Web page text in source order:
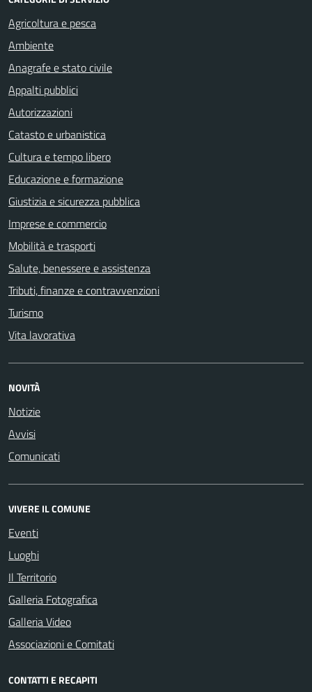
Agricoltura e pesca
Ambiente
Anagrafe e stato civile
Appalti pubblici
Autorizzazioni
Catasto e urbanistica
Cultura e tempo libero
Educazione e formazione
Giustizia e sicurezza pubblica
Imprese e commercio
Mobilità e trasporti
Salute, benessere e assistenza
Tributi, finanze e contravvenzioni
Turismo
Vita lavorativa
NOVITÀ
Notizie
Avvisi
Comunicati
VIVERE IL COMUNE
Eventi
Luoghi
Il Territorio
Galleria Fotografica
Galleria Video
Associazioni e Comitati
CONTATTI E RECAPITI